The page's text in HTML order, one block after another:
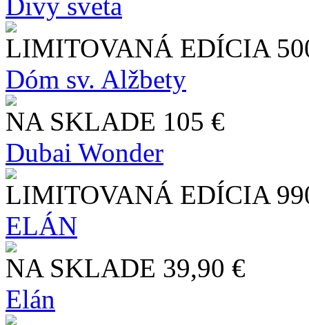
LIMITOVANÁ EDÍCIA
Dóm sv. Alžbety
NA SKLADE 105 €
Dubai Wonder
LIMITOVANÁ EDÍCIA
ELÁN
NA SKLADE 39,90 €
Elán